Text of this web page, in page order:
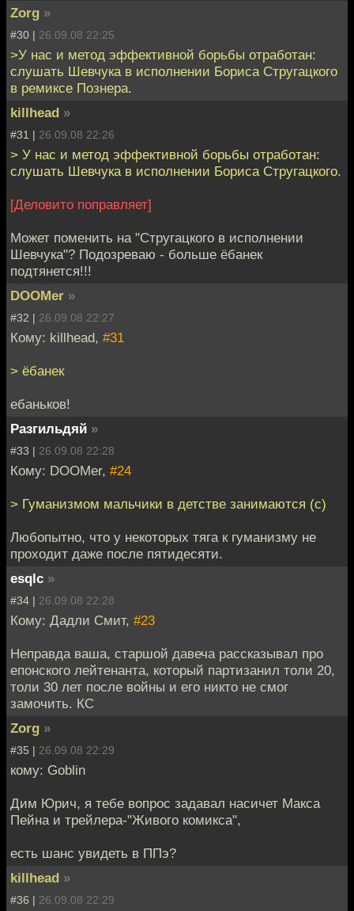
Zorg »
#30 | 26.09.08 22:25
>У нас и метод эффективной борьбы отработан:
слушать Шевчука в исполнении Бориса Стругацкого
в ремиксе Познера.
killhead »
#31 | 26.09.08 22:26
> У нас и метод эффективной борьбы отработан:
слушать Шевчука в исполнении Бориса Стругацкого.
[Деловито поправляет]
Может поменить на "Стругацкого в исполнении
Шевчука"? Подозреваю - больше ёбанек
подтянется!!!
DOOMer »
#32 | 26.09.08 22:27
Кому: killhead, #31
> ёбанек
ебаньков!
Разгильдяй »
#33 | 26.09.08 22:28
Кому: DOOMer, #24
> Гуманизмом мальчики в детстве занимаются (с)
Любопытно, что у некоторых тяга к гуманизму не
проходит даже после пятидесяти.
esqlc »
#34 | 26.09.08 22:28
Кому: Дадли Смит, #23
Неправда ваша, старшой давеча рассказывал про
епонского лейтенанта, который партизанил толи 20,
толи 30 лет после войны и его никто не смог
замочить. КС
Zorg »
#35 | 26.09.08 22:29
кому: Goblin
Дим Юрич, я тебе вопрос задавал насичет Макса
Пейна и трейлера-"Живого комикса",
есть шанс увидеть в ППэ?
killhead »
#36 | 26.09.08 22:29